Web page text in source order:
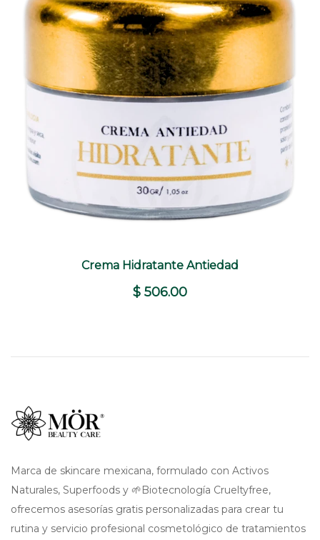
+ COMPRAR
Crema Hidratante Antiedad
$ 506.00
Marca de skincare mexicana, formulado con Activos
Naturales, Superfoods y 🌱Biotecnología Crueltyfree,
ofrecemos asesorías gratis personalizadas para crear tu
rutina y servicio profesional cosmetológico de tratamientos